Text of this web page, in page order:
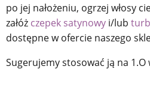
po jej nałożeniu, ogrzej włosy
załóż czepek satynowy i/lub
dostępne w ofercie naszego
Sugerujemy stosować ją na 1.O